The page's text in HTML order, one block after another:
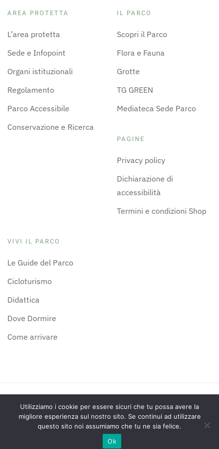
AREA PROTETTA
L’area protetta
Sede e Infopoint
Organi istituzionali
Regolamento
Parco Accessibile
Conservazione e Ricerca
IL PARCO
Scopri il Parco
Flora e Fauna
Grotte
TG GREEN
Mediateca Sede Parco
PAGINE
Privacy policy
Dichiarazione di
accessibilità
Termini e condizioni Shop
VIVI IL PARCO
Le Guide del Parco
Cicloturismo
Didattica
Dove Dormire
Come arrivare
© 2026 Parco Naturale Gola della Rossa e di Frasassi
Utilizziamo i cookie per essere sicuri che tu possa avere la
migliore esperienza sul nostro sito. Se continui ad utilizzare
questo sito noi assumiamo che tu ne sia felice.
Ok